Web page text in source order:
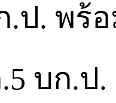
.ป. พร้
บก.ป